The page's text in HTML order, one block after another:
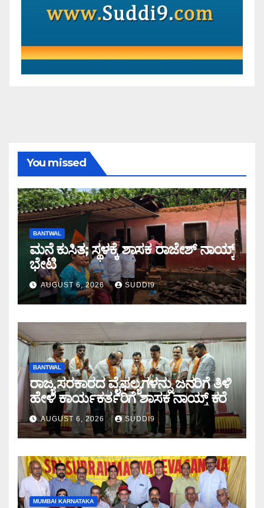
You missed
BANTWAL
ಮನೆ ಕುಸಿತ; ಸ್ಥಳಕ್ಕೆ‌ ಶಾಸಕ ರಾಜೇಶ್ ನಾಯ್ಕ್
ಭೇಟಿ
AUGUST 6, 2026 SUDDI9
BANTWAL
ರಾಜ್ಯ ಸರಕಾರದ ವೈಫಲ್ಯಗಳನ್ನು ಜನರಿಗೆ ತಿಳಿ
ಹೇಳಿ ಕಾರ್ಯಕರ್ತರಿಗೆ ಶಾಸಕ ನಾಯ್ಕ್ ಕರೆ
AUGUST 6, 2026 SUDDI9
MUMBAI KARNATAKA